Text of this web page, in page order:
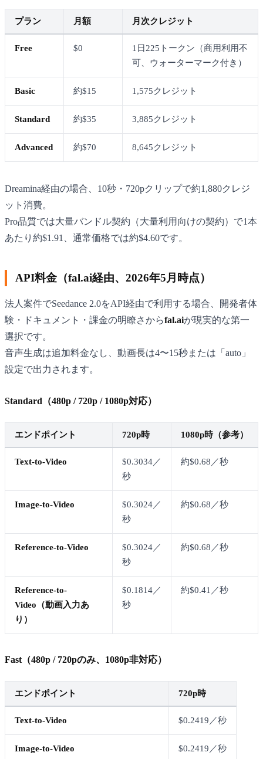
プラン 月額 月次クレジット
Free $0
1日225トークン（商用利用不
可、ウォーターマーク付き）
Basic 約$15 1,575クレジット
Standard 約$35 3,885クレジット
Advanced 約$70 8,645クレジット
Dreamina経由の場合、10秒・720pクリップで約1,880クレジ
ット消費。
Pro品質では大量バンドル契約（大量利用向けの契約）で1本
あたり約$1.91、通常価格では約$4.60です。
API料金（fal.ai経由、2026年5月時点）
法人案件でSeedance 2.0をAPI経由で利用する場合、開発者体
験・ドキュメント・課金の明瞭さからfal.aiが現実的な第一
選択です。
音声生成は追加料金なし、動画長は4〜15秒または「auto」
設定で出力されます。
Standard（480p / 720p / 1080p対応）
エンドポイント 720p時 1080p時（参考）
Text-to-Video
$0.3034／
秒
約$0.68／秒
Image-to-Video
$0.3024／
秒
約$0.68／秒
Reference-to-Video
$0.3024／
秒
約$0.68／秒
Reference-to-
Video（動画入力あ
り）
$0.1814／
秒
約$0.41／秒
Fast（480p / 720pのみ、1080p非対応）
エンドポイント 720p時
Text-to-Video $0.2419／秒
Image-to-Video $0.2419／秒